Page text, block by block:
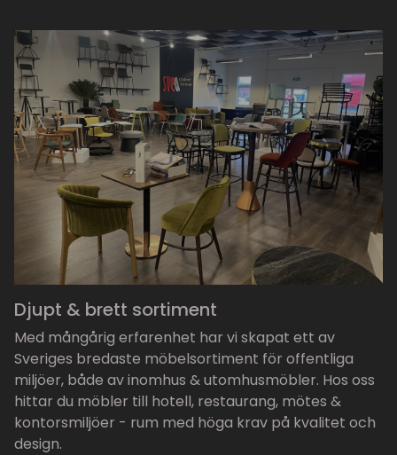
Djupt & brett sortiment
Med mångårig erfarenhet har vi skapat ett av
Sveriges bredaste möbelsortiment för offentliga
miljöer, både av inomhus & utomhusmöbler. Hos oss
hittar du möbler till hotell, restaurang, mötes &
kontorsmiljöer - rum med höga krav på kvalitet och
design.